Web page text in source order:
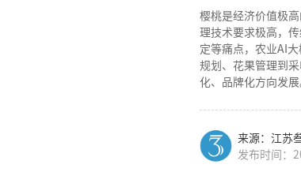
樱桃是经济价值极
理技术要求极高，
定等痛点，农业AI
规划、花果管理到
化、品牌化方向发展
来源：江苏
发布时间：